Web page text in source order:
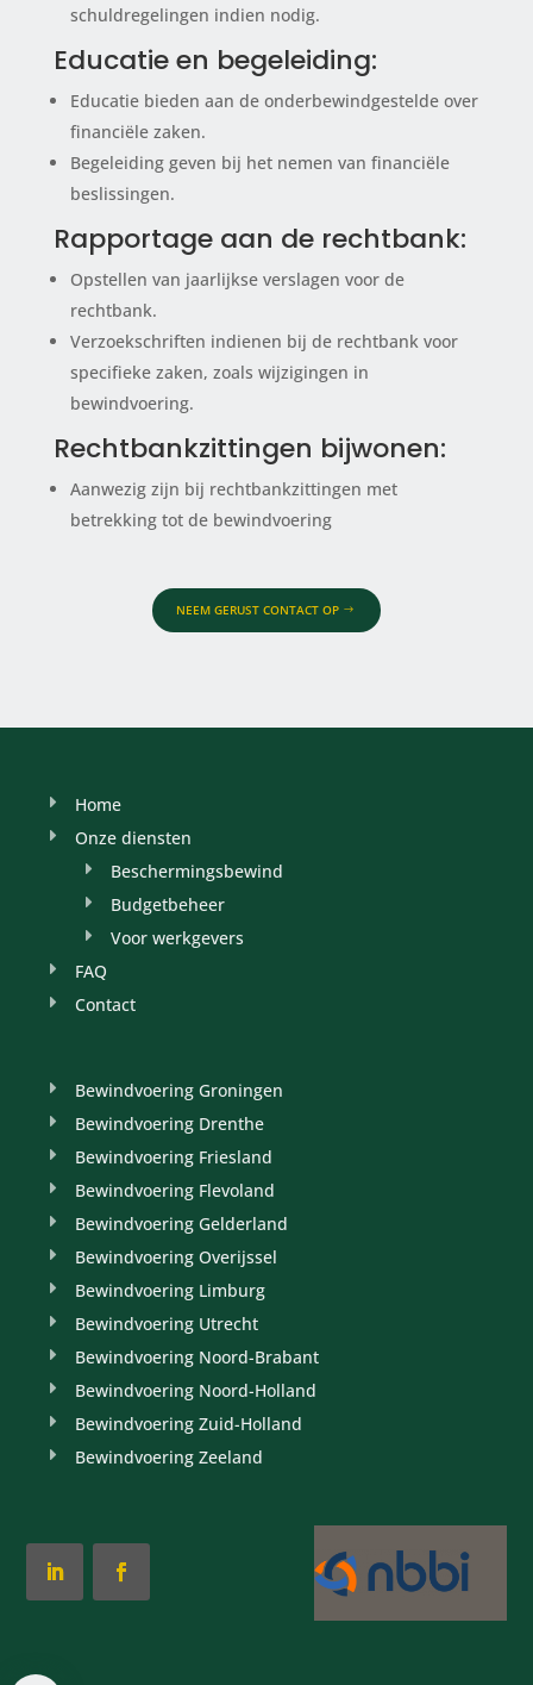
schuldregelingen indien nodig.
Educatie en begeleiding:
Educatie bieden aan de onderbewindgestelde over
financiële zaken.
Begeleiding geven bij het nemen van financiële
beslissingen.
Rapportage aan de rechtbank:
Opstellen van jaarlijkse verslagen voor de
rechtbank.
Verzoekschriften indienen bij de rechtbank voor
specifieke zaken, zoals wijzigingen in
bewindvoering.
Rechtbankzittingen bijwonen:
Aanwezig zijn bij rechtbankzittingen met
betrekking tot de bewindvoering
NEEM GERUST CONTACT OP
Home
Onze diensten
Beschermingsbewind
Budgetbeheer
Voor werkgevers
FAQ
Contact
Bewindvoering Groningen
Bewindvoering Drenthe
Bewindvoering Friesland
Bewindvoering Flevoland
Bewindvoering Gelderland
Bewindvoering Overijssel
Bewindvoering Limburg
Bewindvoering Utrecht
Bewindvoering Noord-Brabant
Bewindvoering Noord-Holland
Bewindvoering Zuid-Holland
Bewindvoering Zeeland